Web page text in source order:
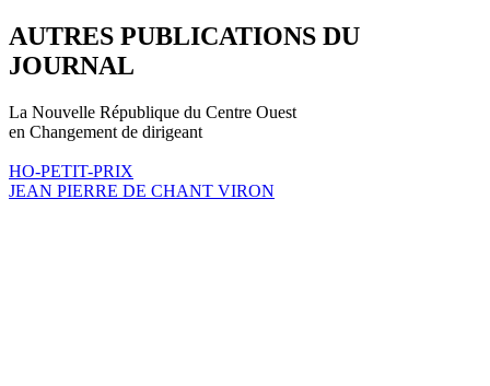
AUTRES PUBLICATIONS DU
JOURNAL
La Nouvelle République du Centre Ouest
en Changement de dirigeant
HO-PETIT-PRIX
JEAN PIERRE DE CHANT VIRON